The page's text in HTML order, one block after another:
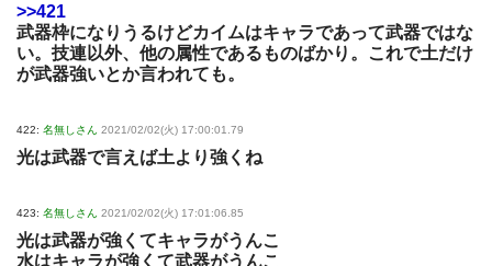
>>421
武器枠になりうるけどカイムはキャラであって武器ではな
い。技連以外、他の属性であるものばかり。これで土だけ
が武器強いとか言われても。
422: 名無しさん 2021/02/02(火) 17:00:01.79
光は武器で言えば土より強くね
423: 名無しさん 2021/02/02(火) 17:01:06.85
光は武器が強くてキャラがうんこ
水はキャラが強くて武器がうんこ